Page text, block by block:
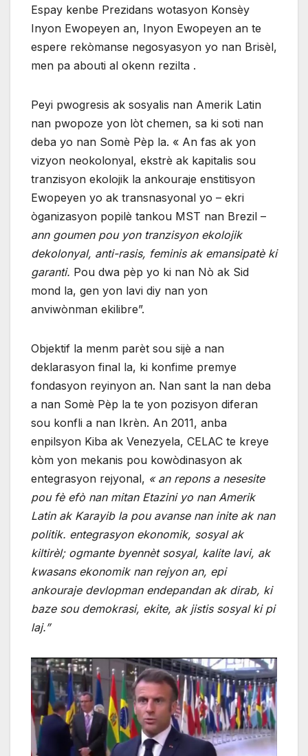
Espay kenbe Prezidans wotasyon Konsèy
Inyon Ewopeyen an, Inyon Ewopeyen an te
espere rekòmanse negosyasyon yo nan Brisèl,
men pa abouti al okenn rezilta .
Peyi pwogresis ak sosyalis nan Amerik Latin
nan pwopoze yon lòt chemen, sa ki soti nan
deba yo nan Somè Pèp la. « An fas ak yon
vizyon neokolonyal, ekstrè ak kapitalis sou
tranzisyon ekolojik la ankouraje enstitisyon
Ewopeyen yo ak transnasyonal yo – ekri
òganizasyon popilè tankou MST nan Brezil –
ann goumen pou yon tranzisyon ekolojik
dekolonyal, anti-rasis, feminis ak emansipatè ki
garanti. Pou dwa pèp yo ki nan Nò ak Sid
mond la, gen yon lavi diy nan yon
anviwònman ekilibre”.
Objektif la menm parèt sou sijè a nan
deklarasyon final la, ki konfime premye
fondasyon reyinyon an. Nan sant la nan deba
a nan Somè Pèp la te yon pozisyon diferan
sou konfli a nan Ikrèn. An 2011, anba
enpilsyon Kiba ak Venezyela, CELAC te kreye
kòm yon mekanis pou kowòdinasyon ak
entegrasyon rejyonal, « an repons a nesesite
pou fè efò nan mitan Etazini yo nan Amerik
Latin ak Karayib la pou avanse nan inite ak nan
politik. entegrasyon ekonomik, sosyal ak
kiltirèl; ogmante byennèt sosyal, kalite lavi, ak
kwasans ekonomik nan rejyon an, epi
ankouraje devlopman endepandan ak dirab, ki
baze sou demokrasi, ekite, ak jistis sosyal ki pi
laj.”